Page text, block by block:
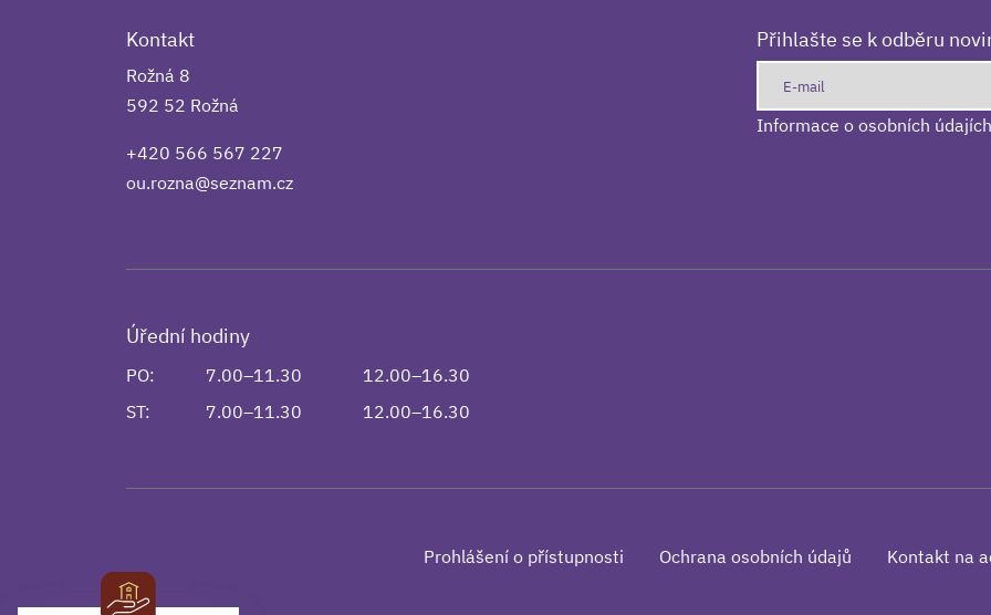
Kontakt
Rožná 8
592 52 Rožná
+420 566 567 227
ou.rozna@seznam.cz
Přihlašte se k odběru
Informace o osobních údajích
Úřední hodiny
PO: 7.00–11.30
12.00–16.30
ST:
7.00–11.30 12.00–16.30
Prohlášení o přístupnosti Ochrana osobních údajů Kontakt na